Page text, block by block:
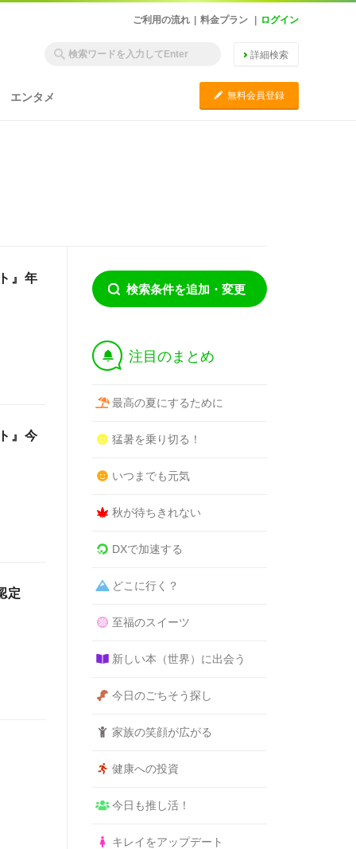
ご利用の流れ 料金プラン ログイン
詳細検索
エンタメ C 無料会員登録
』年
』今
定
検索条件を追加・変更
† 注目のまとめ
最高の夏にするために
猛暑を乗り切る！
いつまでも元気
秋が待ちきれない
DXで加速する
どこに行く？
至福のスイーツ
新しい本（世界）に出会う
今日のごちそう探し
家族の笑顔が広がる
健康への投資
今日も推し活！
キレイをアップデート